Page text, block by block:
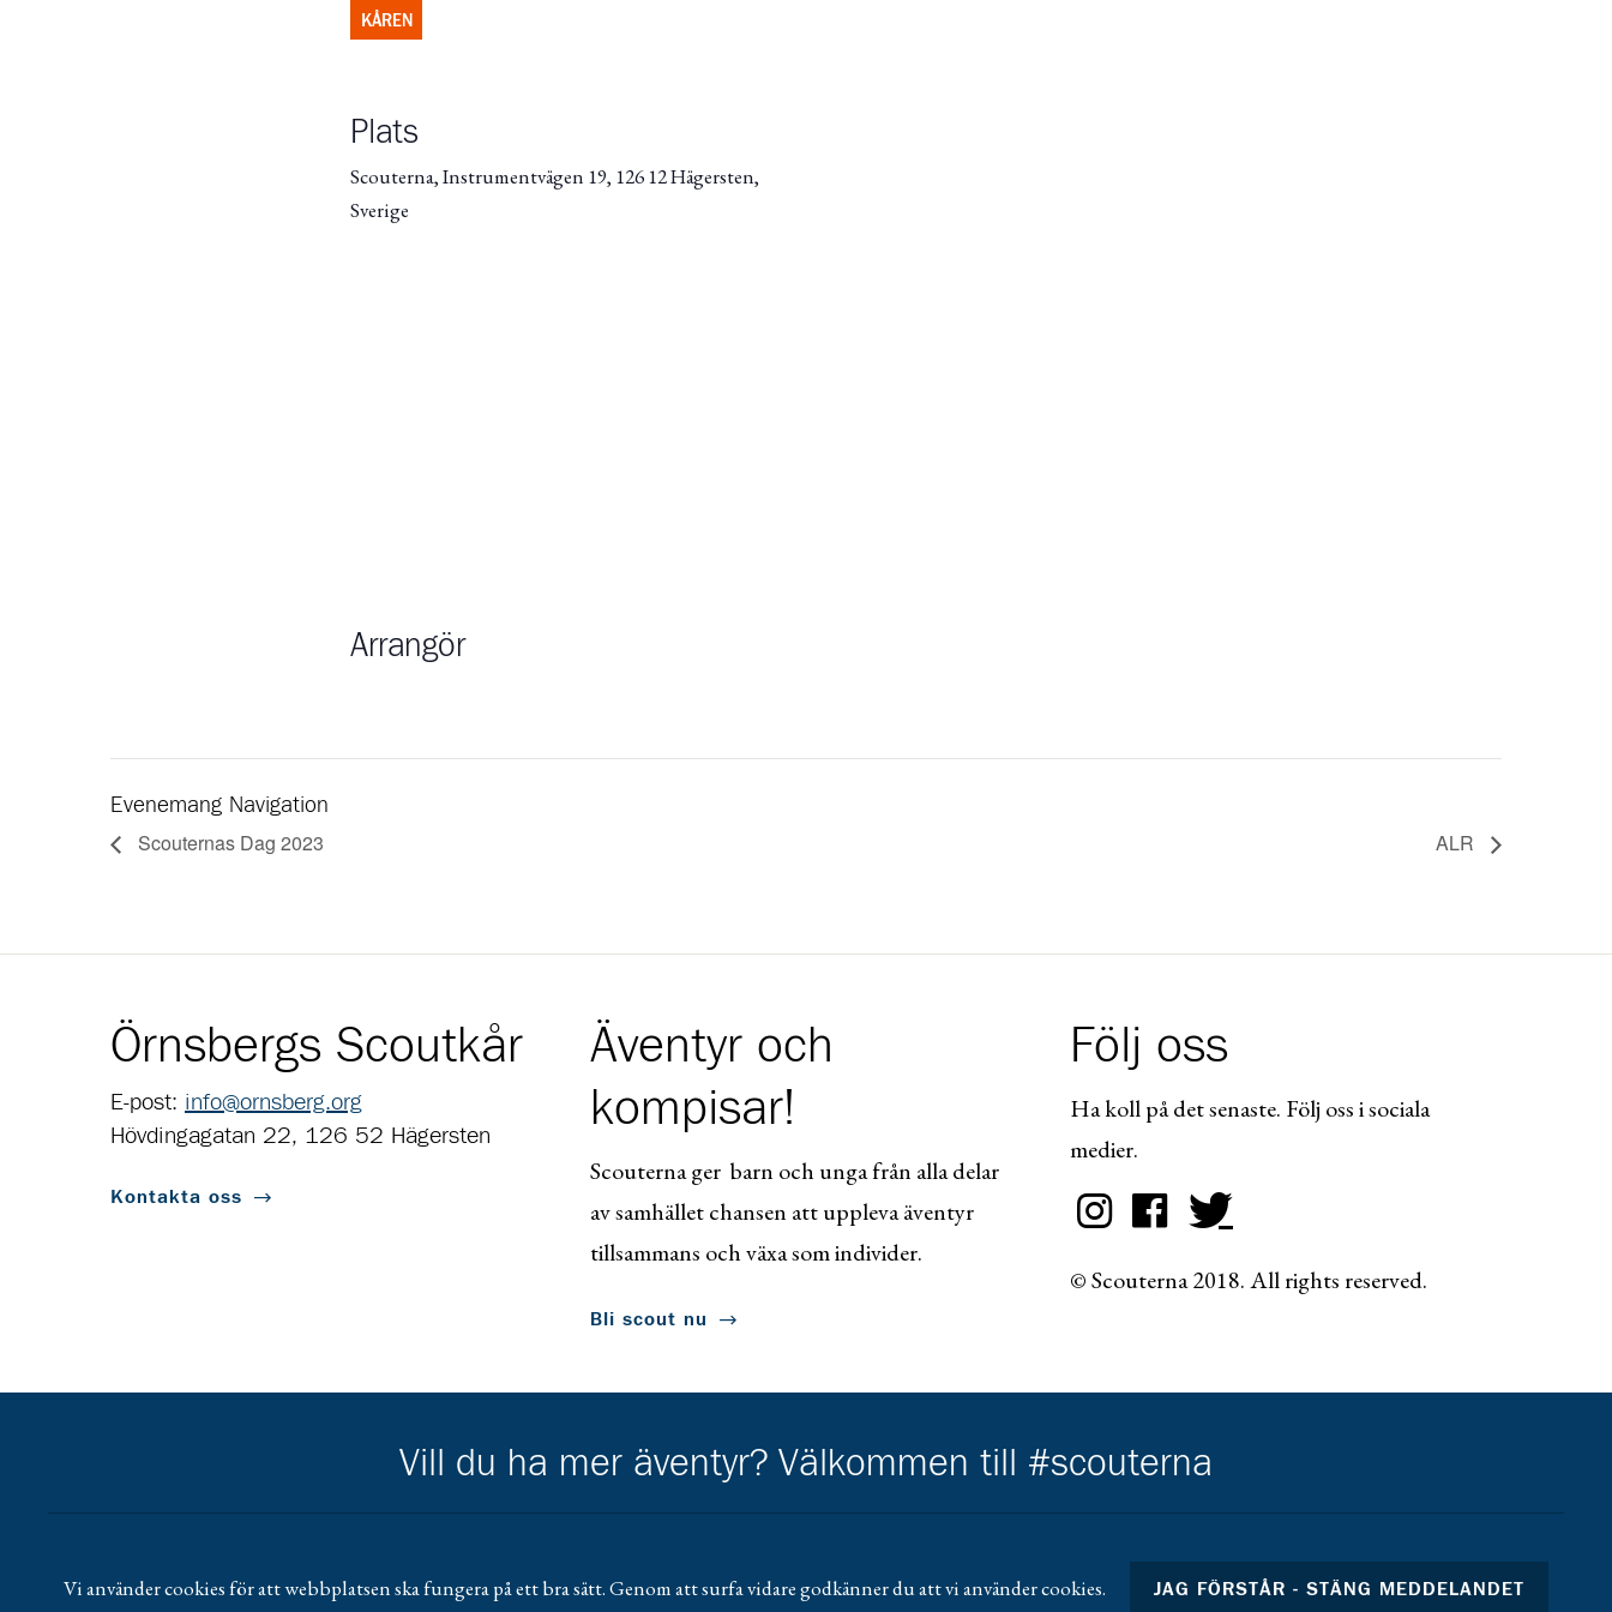
KÅREN
Plats
Scouterna, Instrumentvägen 19, 126 12 Hägersten,
Sverige
Arrangör
Evenemang Navigation
Scouternas Dag 2023 ALR
Örnsbergs Scoutkår
E-post: info@ornsberg.org
Hövdingagatan 22, 126 52 Hägersten
Kontakta oss
Äventyr och
kompisar!
Scouterna ger barn och unga från alla delar
av samhället chansen att uppleva äventyr
tillsammans och växa som individer.
Bli scout nu
Följ oss
Ha koll på det senaste. Följ oss i sociala
medier.
© Scouterna 2018. All rights reserved.
Vill du ha mer äventyr? Välkommen till #scouterna
Vi använder cookies för att webbplatsen ska fungera på ett bra sätt. Genom att surfa vidare godkänner du att vi använder cookies. JAG FÖRSTÅR - STÄNG MEDDELANDET